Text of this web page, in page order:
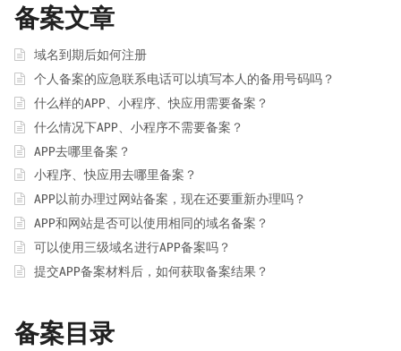
备案文章
域名到期后如何注册
个人备案的应急联系电话可以填写本人的备用号码吗？
什么样的APP、小程序、快应用需要备案？
什么情况下APP、小程序不需要备案？
APP去哪里备案？
小程序、快应用去哪里备案？
APP以前办理过网站备案，现在还要重新办理吗？
APP和网站是否可以使用相同的域名备案？
可以使用三级域名进行APP备案吗？
提交APP备案材料后，如何获取备案结果？
备案目录